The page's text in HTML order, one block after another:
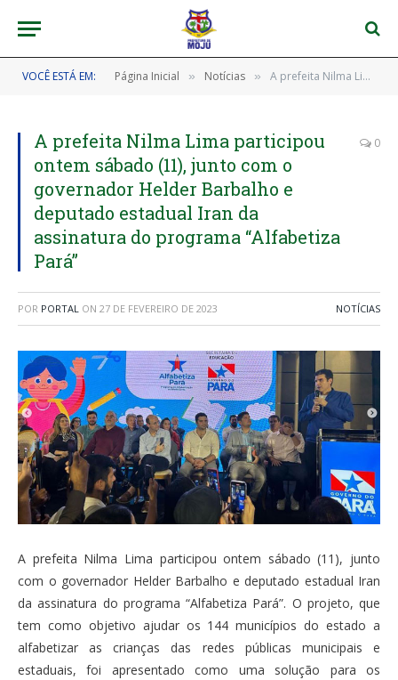
VOCÊ ESTÁ EM: Página Inicial » Notícias » A prefeita Nilma Lima participou ontem sábado (11), junto com o governador Helder Barbalho e deputado estadual Iran da assinatura do programa “Alfabetiza Pará”
A prefeita Nilma Lima participou
ontem sábado (11), junto com o
governador Helder Barbalho e
deputado estadual Iran da
assinatura do programa “Alfabetiza
Pará”
0
POR PORTAL ON 27 DE FEVEREIRO DE 2023 NOTÍCIAS
A prefeita Nilma Lima participou ontem sábado (11), junto
com o governador Helder Barbalho e deputado estadual Iran
da assinatura do programa “Alfabetiza Pará”. O projeto, que
tem como objetivo ajudar os 144 municípios do estado a
alfabetizar as crianças das redes públicas municipais e
estaduais, foi apresentado como uma solução para os